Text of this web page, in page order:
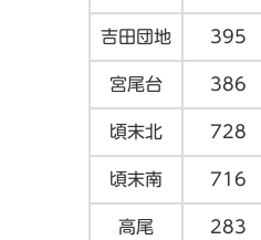
吉田団地 395
宮尾台 386
頃末北 728
頃末南 716
高尾 283